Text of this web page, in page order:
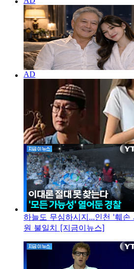
하늘도 무심하시지...인천 '훼
원 불일치 [지금이뉴스]